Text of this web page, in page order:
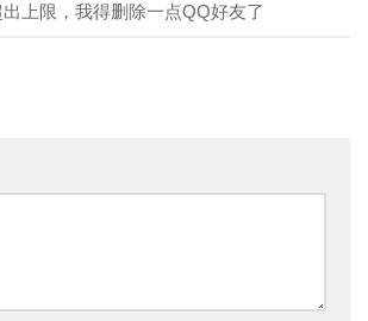
上限，我得删除一点QQ好友了